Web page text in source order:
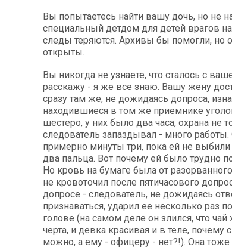
Вы попытаетесь найти вашу дочь, но не
специальный детдом для детей врагов
следы теряются. Архивы бы помогли, но
открыты.
Вы никогда не узнаете, что сталось с
расскажу - я же все знаю. Вашу жену
сразу там же, не дожидаясь допроса,
находившиеся в том же приемнике
шестеро, у них было два часа, охрана не
следователь запаздывал - много работы.
примерно минуты три, пока ей не
два пальца. Вот почему ей было трудно
Но кровь на бумаге была от
не кровоточил после пятичасового
допросе - следователь, не дожидаясь
признаваться, ударил ее несколько раз
голове (на самом деле он злился, что
черта, и девка красивая и в теле, почему
можно, а ему - офицеру - нет?!). Она тоже